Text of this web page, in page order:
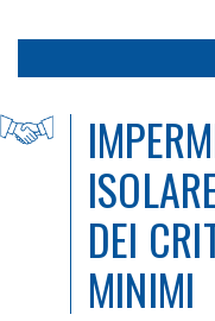
DEI
MINIMI